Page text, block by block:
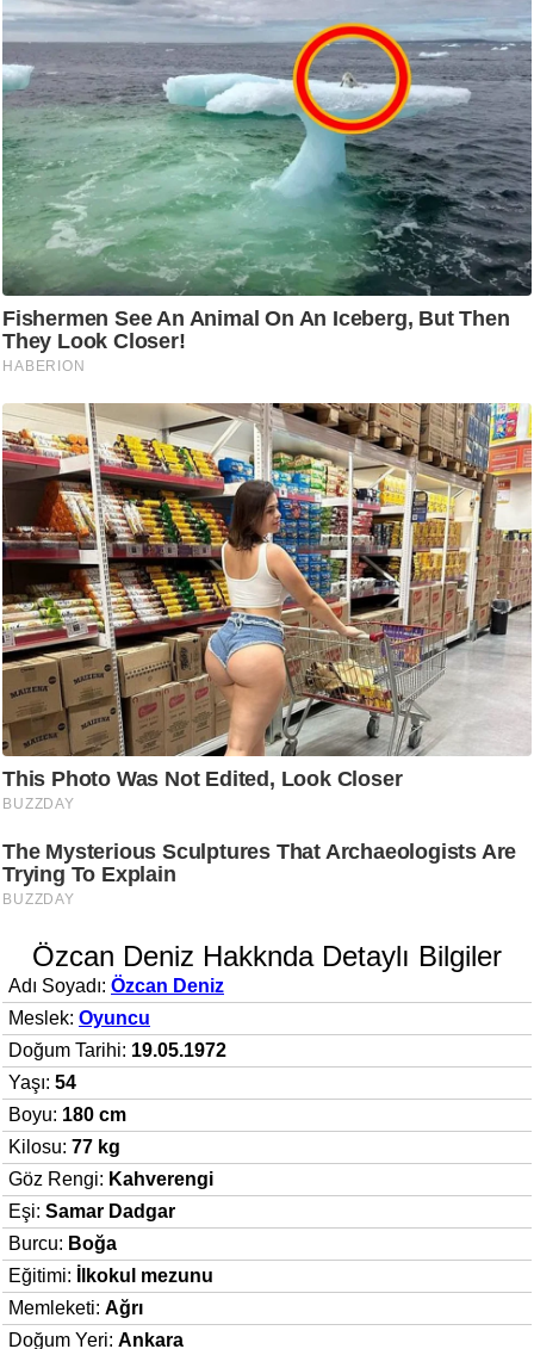
Özcan Deniz Hakknda Detaylı Bilgiler
Adı Soyadı: Özcan Deniz
Meslek: Oyuncu
Doğum Tarihi: 19.05.1972
Yaşı: 54
Boyu: 180 cm
Kilosu: 77 kg
Göz Rengi: Kahverengi
Eşi: Samar Dadgar
Burcu: Boğa
Eğitimi:
İlkokul mezunu
Memleketi: Ağrı
Doğum Yeri: Ankara